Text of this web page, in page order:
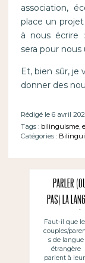
association,
place un projet
à nous écrire
sera pour nous
Et, bien sûr, je
donner des
Rédigé le 6 avril
Tags : bilinguisme,
Catégories :
Parler
pas) la
DU PAYS où
habite à
enfants ~
Faut-il que
couples/
s de langue
étrangère
parlent à